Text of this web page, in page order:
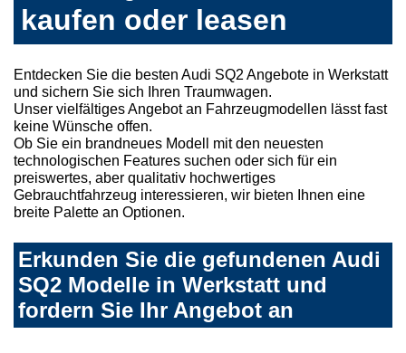
kaufen oder leasen
Entdecken Sie die besten Audi SQ2 Angebote in Werkstatt
und sichern Sie sich Ihren Traumwagen.
Unser vielfältiges Angebot an Fahrzeugmodellen lässt fast
keine Wünsche offen.
Ob Sie ein brandneues Modell mit den neuesten
technologischen Features suchen oder sich für ein
preiswertes, aber qualitativ hochwertiges
Gebrauchtfahrzeug interessieren, wir bieten Ihnen eine
breite Palette an Optionen.
Erkunden Sie die gefundenen Audi
SQ2 Modelle in Werkstatt und
fordern Sie Ihr Angebot an